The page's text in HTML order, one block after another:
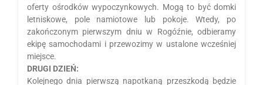
oferty ośrodków wypoczynkowych. Mogą to być domki
letniskowe, pole namiotowe lub pokoje. Wtedy, po
zakończonym pierwszym dniu w Rogóźnie, odbieramy
ekipę samochodami i przewozimy w ustalone wcześniej
miejsce.
DRUGI DZIEŃ:
Kolejnego dnia pierwszą napotkaną przeszkodą będzie